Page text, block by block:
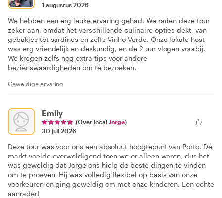
1 augustus 2026
We hebben een erg leuke ervaring gehad. We raden deze tour
zeker aan, omdat het verschillende culinaire opties dekt, van
gebakjes tot sardines en zelfs Vinho Verde. Onze lokale host
was erg vriendelijk en deskundig, en de 2 uur vlogen voorbij.
We kregen zelfs nog extra tips voor andere
bezienswaardigheden om te bezoeken.
Geweldige ervaring
Emily
(Over local Jorge)
30 juli 2026
Deze tour was voor ons een absoluut hoogtepunt van Porto. De
markt voelde overweldigend toen we er alleen waren, dus het
was geweldig dat Jorge ons hielp de beste dingen te vinden
om te proeven. Hij was volledig flexibel op basis van onze
voorkeuren en ging geweldig om met onze kinderen. Een echte
aanrader!